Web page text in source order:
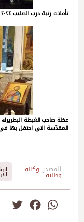
تأملات رتبة درب الصليب ٢٠٢٤
عظة صاحب الغبطة البطريرك
المقدّسة التي احتفل بها
المصدر: وكالة
وطنية
WhatsApp
Facebook